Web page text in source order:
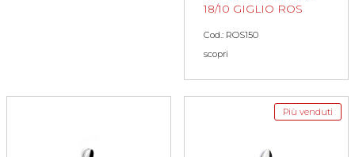
18/10 GIGLIO ROS
Cod.: ROS150
scopri
Più venduti